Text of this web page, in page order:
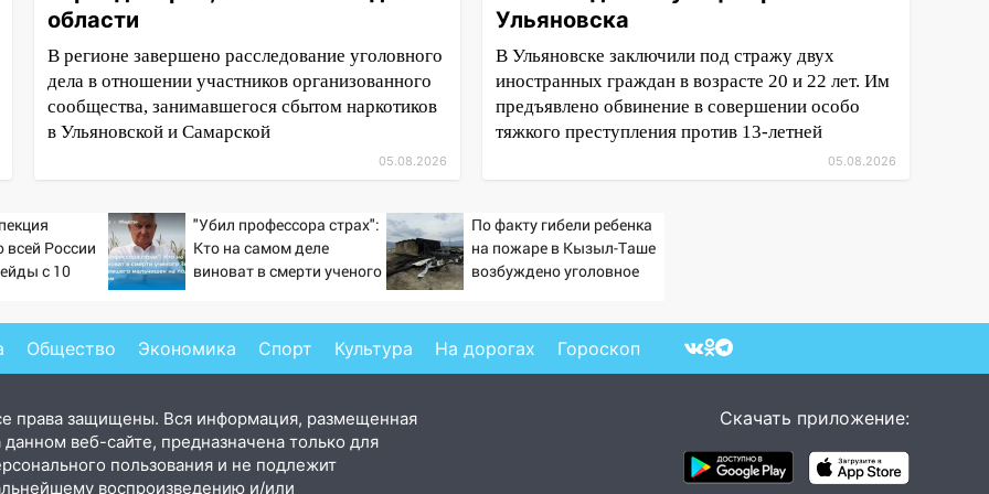
области
В регионе завершено расследование уголовного
дела в отношении участников организованного
сообщества, занимавшегося сбытом наркотиков
в Ульяновской и Самарской
05.08.2026
Ульяновска
В Ульяновске заключили под стражу двух
иностранных граждан в возрасте 20 и 22 лет. Им
предъявлено обвинение в совершении особо
тяжкого преступления против 13-летней
05.08.2026
всей России
с 10
"Убил профессора страх":
Кто на самом деле
виноват в смерти ученого
горохом
По факту гибели ребенка
на пожаре в Кызыл-Таше
возбуждено уголовное
Общество Экономика Спорт Культура На дорогах Гороскоп
права защищены. Вся информация, размещенная
данном веб-сайте, предназначена только для
пользования и не подлежит
воспроизведению и/или
Скачать приложение: